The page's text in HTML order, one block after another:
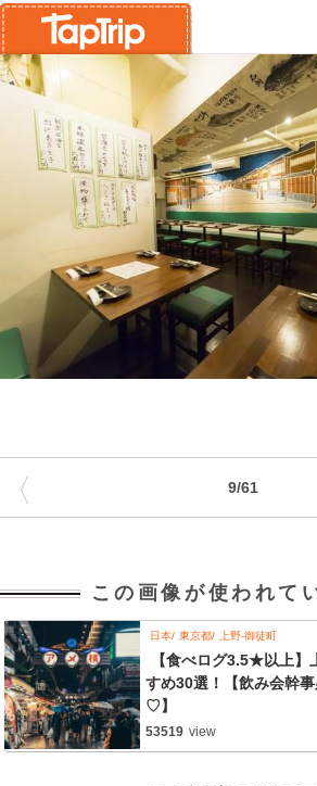
9/61
〈
この画像が使われて
日本 東京都 上野-御徒町
【食べログ3.5★以上】
すめ30選！【飲み会幹
♡】
53519 view